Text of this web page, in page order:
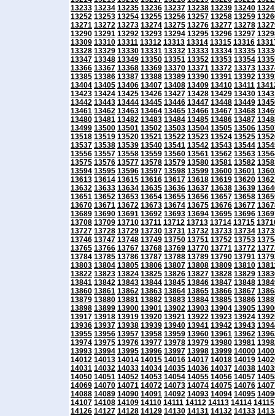
13233 13234 13235 13236 13237 13238 13239 13240
13252 13253 13254 13255 13256 13257 13258 13259
13271 13272 13273 13274 13275 13276 13277 13278
13290 13291 13292 13293 13294 13295 13296 13297
13309 13310 13311 13312 13313 13314 13315 13316
13328 13329 13330 13331 13332 13333 13334 13335
13347 13348 13349 13350 13351 13352 13353 13354
13366 13367 13368 13369 13370 13371 13372 13373
13385 13386 13387 13388 13389 13390 13391 13392
13404 13405 13406 13407 13408 13409 13410 13411
13423 13424 13425 13426 13427 13428 13429 13430
13442 13443 13444 13445 13446 13447 13448 13449
13461 13462 13463 13464 13465 13466 13467 13468
13480 13481 13482 13483 13484 13485 13486 13487
13499 13500 13501 13502 13503 13504 13505 13506
13518 13519 13520 13521 13522 13523 13524 13525
13537 13538 13539 13540 13541 13542 13543 13544
13556 13557 13558 13559 13560 13561 13562 13563
13575 13576 13577 13578 13579 13580 13581 13582
13594 13595 13596 13597 13598 13599 13600 13601
13613 13614 13615 13616 13617 13618 13619 13620
13632 13633 13634 13635 13636 13637 13638 13639
13651 13652 13653 13654 13655 13656 13657 13658
13670 13671 13672 13673 13674 13675 13676 13677
13689 13690 13691 13692 13693 13694 13695 13696
13708 13709 13710 13711 13712 13713 13714 13715
13727 13728 13729 13730 13731 13732 13733 13734
13746 13747 13748 13749 13750 13751 13752 13753
13765 13766 13767 13768 13769 13770 13771 13772
13784 13785 13786 13787 13788 13789 13790 13791
13803 13804 13805 13806 13807 13808 13809 13810
13822 13823 13824 13825 13826 13827 13828 13829
13841 13842 13843 13844 13845 13846 13847 13848
13860 13861 13862 13863 13864 13865 13866 13867
13879 13880 13881 13882 13883 13884 13885 13886
13898 13899 13900 13901 13902 13903 13904 13905
13917 13918 13919 13920 13921 13922 13923 13924
13936 13937 13938 13939 13940 13941 13942 13943
13955 13956 13957 13958 13959 13960 13961 13962
13974 13975 13976 13977 13978 13979 13980 13981
13993 13994 13995 13996 13997 13998 13999 14000
14012 14013 14014 14015 14016 14017 14018 14019
14031 14032 14033 14034 14035 14036 14037 14038
14050 14051 14052 14053 14054 14055 14056 14057
14069 14070 14071 14072 14073 14074 14075 14076
14088 14089 14090 14091 14092 14093 14094 14095
14107 14108 14109 14110 14111 14112 14113 14114 14115
14126 14127 14128 14129 14130 14131 14132 14133